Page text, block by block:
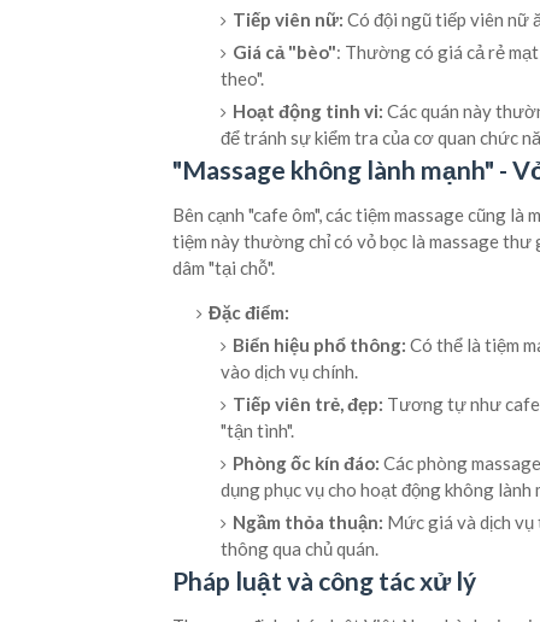
Tiếp viên nữ: Có đội ngũ tiếp viên nữ
Giá cả "bèo": Thường có giá cả rẻ
theo".
Hoạt động tinh vi: Các quán này
để tránh sự kiểm tra của cơ quan chức
"Massage không lành mạnh" -
Bên cạnh "cafe ôm", các tiệm massage cũng
tiệm này thường chỉ có vỏ bọc là massage thư
dâm "tại chỗ".
Đặc điểm:
Biển hiệu phổ thông: Có thể là tiệm
vào dịch vụ chính.
Tiếp viên trẻ, đẹp: Tương tự như cafe
"tận tình".
Phòng ốc kín đáo: Các phòng
dụng phục vụ cho hoạt động không lành
Ngầm thỏa thuận: Mức giá và dịch
thông qua chủ quán.
Pháp luật và công tác xử lý